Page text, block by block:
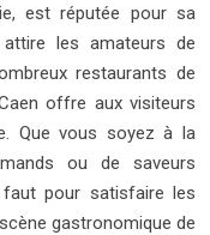
est réputée pour sa
attire les amateurs de
restaurants de
offre aux visiteurs
Que vous soyez à la
ou de saveurs
pour satisfaire les
gastronomique de